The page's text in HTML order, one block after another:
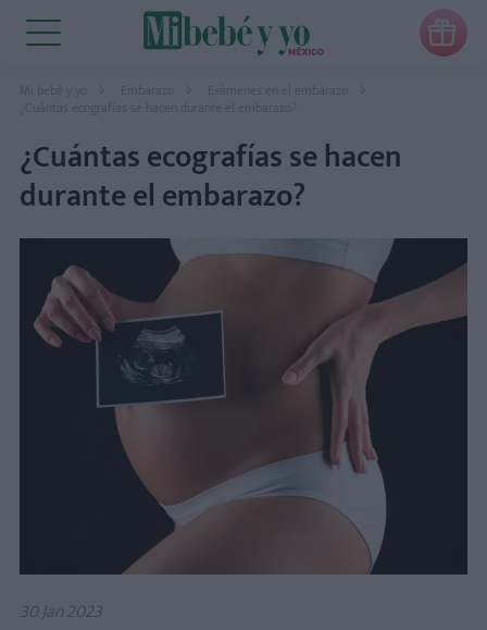

Mi bebé y yo Embarazo
Exámenes en el embarazo
¿Cuántas ecografías se hacen durante el embarazo?
¿Cuántas ecografías se hacen
durante el embarazo?
30 Jan 2023